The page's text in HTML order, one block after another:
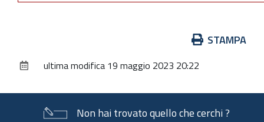
documento
STAMPA
ultima modifica 19 maggio 2023 20:22
Non hai trovato quello che cerchi ?